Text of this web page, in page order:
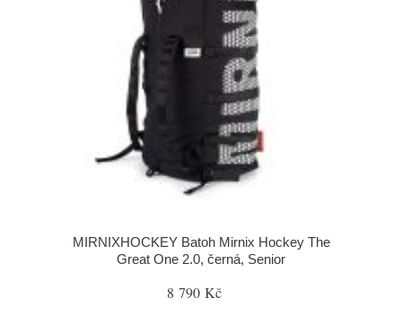
MIRNIXHOCKEY Batoh Mirnix Hockey The
Great One 2.0, černá, Senior
8 790 Kč